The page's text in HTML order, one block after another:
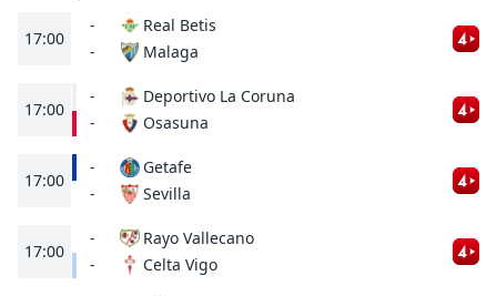
17:00
-
-
Real Betis
Malaga
17:00
-
-
Deportivo La Coruna
Osasuna
17:00
-
-
Getafe
Sevilla
17:00
-
-
Rayo Vallecano
Celta Vigo